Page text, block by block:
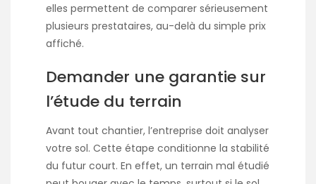
elles permettent de comparer sérieusement
plusieurs prestataires, au-delà du simple prix
affiché.
Demander une garantie sur
l’étude du terrain
Avant tout chantier, l’entreprise doit analyser
votre sol. Cette étape conditionne la stabilité
du futur court. En effet, un terrain mal étudié